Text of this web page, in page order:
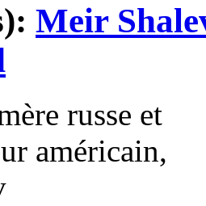
Meir